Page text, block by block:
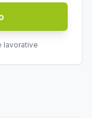
lavorative